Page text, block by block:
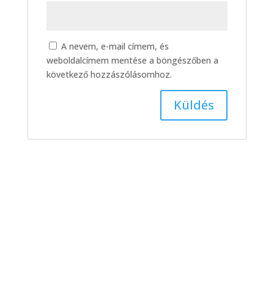
A nevem, e-mail címem, és
weboldalcímem mentése a böngészőben a
következő hozzászólásomhoz.